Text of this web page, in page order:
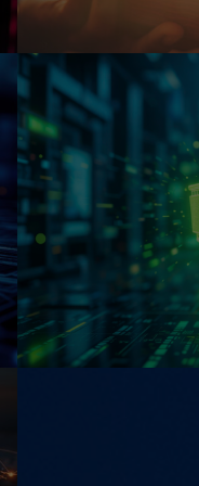
Zweck